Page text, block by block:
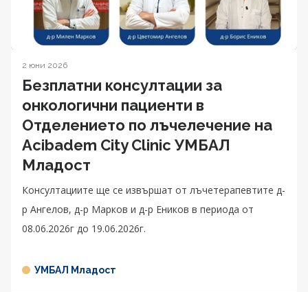
2 юни 2026
Безплатни консултации за
онкологични пациенти в
Отделението по лъчелечение на
Acibadem City Clinic УМБАЛ
Младост
Консултациите ще се извършат от лъчетерапевтите д-
р Ангелов, д-р Марков и д-р Еников в периода от
08.06.2026г до 19.06.2026г.
УМБАЛ Младост